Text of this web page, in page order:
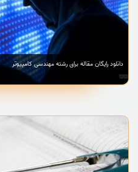
دانلود رایگان مقاله برای رشته مهندسی کامپیوتر